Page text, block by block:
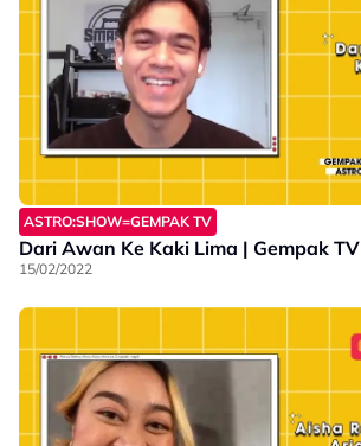
ASTRO:SHOW=GEMPAK TV
Dari Awan Ke Kaki Lima | Gempak TV
15/02/2022